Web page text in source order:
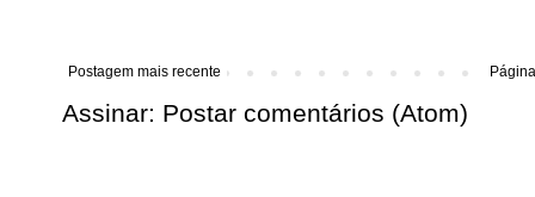
Postagem mais recente
Assinar: Postar comentários (Atom)